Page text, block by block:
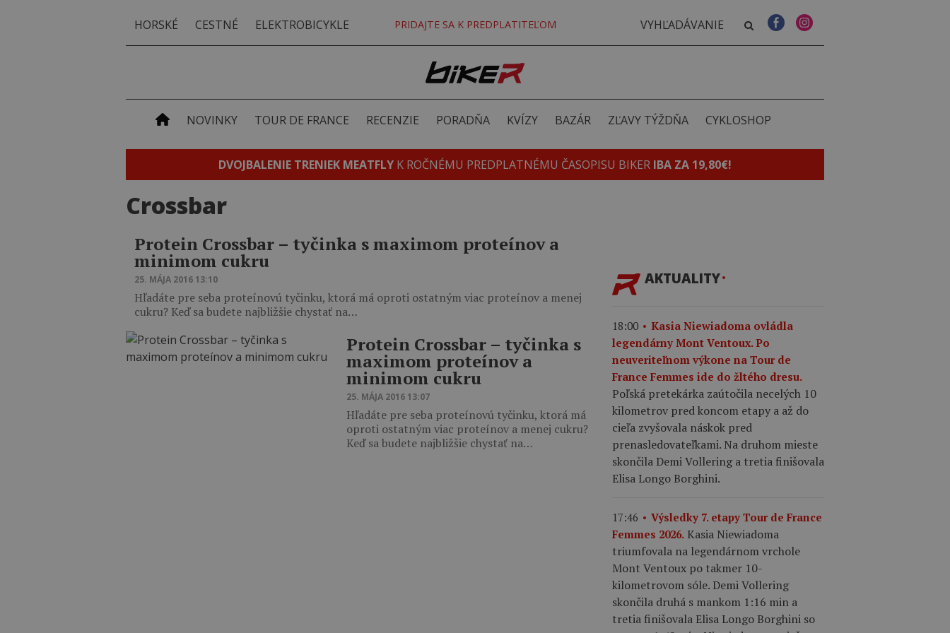
HORSKÉ CESTNÉ ELEKTROBICYKLE PRIDAJTE SA K PREDPLATITEĽOM
NOVINKY TOUR DE FRANCE RECENZIE PORADŇA KVÍZY BAZÁR ZĽAVY TÝŽDŇA CYKLOSHOP
DVOJBALENIE TRENIEK MEATFLY K ROČNÉMU PREDPLATNÉMU ČASOPISU BIKER IBA ZA 19,80€!
Crossbar
Protein Crossbar – tyčinka s maximom proteínov a
minimom cukru
25. MÁJA 2016 13:10
Hľadáte pre seba proteínovú tyčinku, ktorá má oproti ostatným viac proteínov a menej
cukru? Keď sa budete najbližšie chystať na…
Protein Crossbar – tyčinka s
maximom proteínov a
minimom cukru
25. MÁJA 2016 13:07
Hľadáte pre seba proteínovú tyčinku, ktorá má
oproti ostatným viac proteínov a menej cukru?
Keď sa budete najbližšie chystať na…
AKTUALITY
18:00
Kasia Niewiadoma ovládla
legendárny Mont Ventoux. Po
neuveriteľnom výkone na Tour de
France Femmes ide do žltého dresu.
Poľská pretekárka zaútočila necelých 10
kilometrov pred koncom etapy a až do
cieľa zvyšovala náskok pred
prenasledovateľkami. Na druhom mieste
skončila Demi Vollering a tretia finišovala
Elisa Longo Borghini.
17:46
Výsledky 7. etapy Tour de France
Femmes 2026. Kasia Niewiadoma
triumfovala na legendárnom vrchole
Mont Ventoux po takmer 10-
kilometrovom sóle. Demi Vollering
skončila druhá s mankom 1:16 min a
tretia finišovala Elisa Longo Borghini so